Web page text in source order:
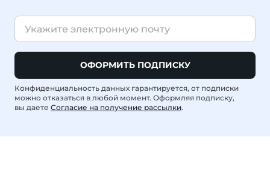
ОФОРМИТЬ ПОДПИСКУ
Конфиденциальность данных гарантируется, от подписки
можно отказаться в любой момент. Оформляя подписку,
вы даете Согласие на получение рассылки.